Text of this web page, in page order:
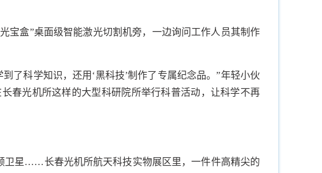
宝盒”桌面级智能激光切割机旁，一边询问工作人员其制作
了科学知识，还用‘黑科技’制作了专属纪念品。”年轻小伙
春光机所这样的大型科研院所举行科普活动，让科学不再
卫星……长春光机所航天科技实物展区里，一件件高精尖的